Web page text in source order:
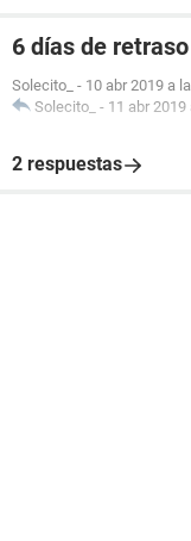
6 días de
Solecito_ - 10 abr 2019 a
Solecito_ - 11 abr
2 respuestas